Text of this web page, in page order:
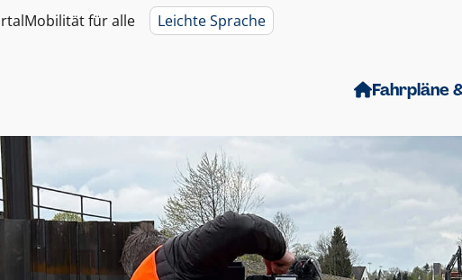
Mobilität für alle Leichte Sprache
Fahrpläne